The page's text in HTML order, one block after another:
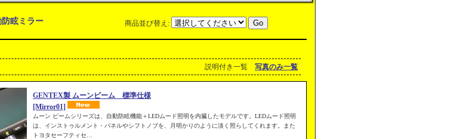
眩ミラー 商品並び替え :
説明付き一覧 写真のみ一覧
GENTEX製 ムーンビーム 標準仕様
[Mirror01]
ムーン ビームシリーズは、自動防眩機能＋LEDムード照明を内臓したモデルです。LEDムード照明
は、インストゥルメント・パネルやシフトノブを、月明かりのように淡く照らしてくれます。また
トヨタセーフティセ…